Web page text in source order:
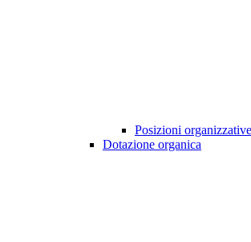
Posizioni organizzative
Dotazione organica